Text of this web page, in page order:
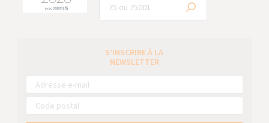
S’INSCRIRE À LA
NEWSLETTER